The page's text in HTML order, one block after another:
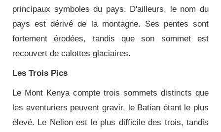
principaux symboles du pays. D'ailleurs, le nom du
pays est dérivé de la montagne. Ses pentes sont
fortement érodées, tandis que son sommet est
recouvert de calottes glaciaires.
Les Trois Pics
Le Mont Kenya compte trois sommets distincts que
les aventuriers peuvent gravir, le Batian étant le plus
élevé. Le Nelion est le plus difficile des trois, tandis